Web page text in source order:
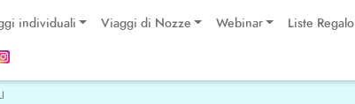
individuali Viaggi di Nozze Webinar Liste Regalo